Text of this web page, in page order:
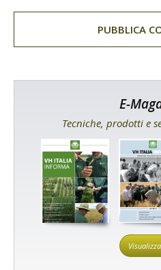
E-
Tecniche, prodotti e